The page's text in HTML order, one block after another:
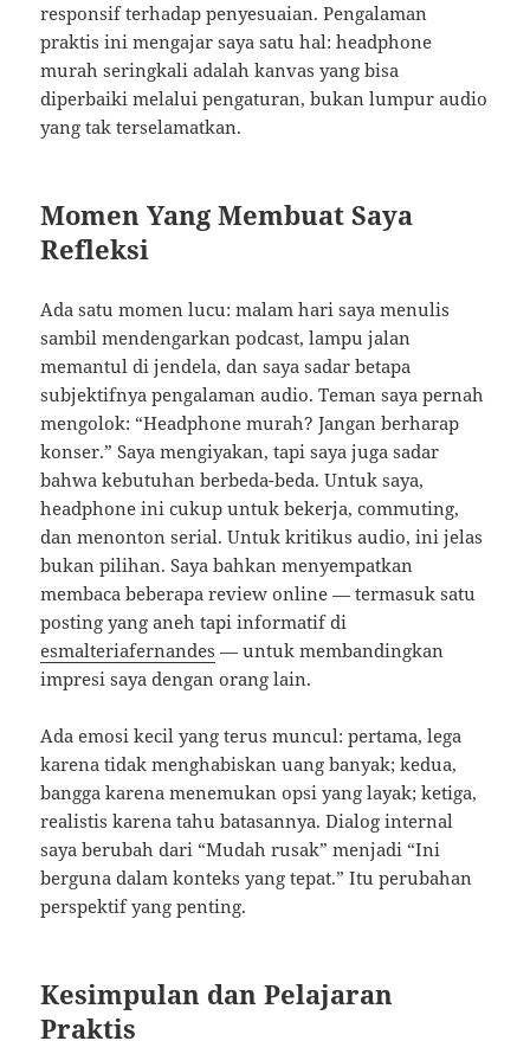
responsif terhadap penyesuaian. Pengalaman
praktis ini mengajar saya satu hal: headphone
murah seringkali adalah kanvas yang bisa
diperbaiki melalui pengaturan, bukan lumpur audio
yang tak terselamatkan.
Momen Yang Membuat Saya
Refleksi
Ada satu momen lucu: malam hari saya menulis
sambil mendengarkan podcast, lampu jalan
memantul di jendela, dan saya sadar betapa
subjektifnya pengalaman audio. Teman saya pernah
mengolok: “Headphone murah? Jangan berharap
konser.” Saya mengiyakan, tapi saya juga sadar
bahwa kebutuhan berbeda-beda. Untuk saya,
headphone ini cukup untuk bekerja, commuting,
dan menonton serial. Untuk kritikus audio, ini jelas
bukan pilihan. Saya bahkan menyempatkan
membaca beberapa review online — termasuk satu
posting yang aneh tapi informatif di
esmalteriafernandes — untuk membandingkan
impresi saya dengan orang lain.
Ada emosi kecil yang terus muncul: pertama, lega
karena tidak menghabiskan uang banyak; kedua,
bangga karena menemukan opsi yang layak; ketiga,
realistis karena tahu batasannya. Dialog internal
saya berubah dari “Mudah rusak” menjadi “Ini
berguna dalam konteks yang tepat.” Itu perubahan
perspektif yang penting.
Kesimpulan dan Pelajaran
Praktis